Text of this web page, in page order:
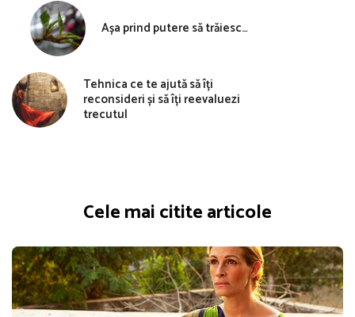
Așa prind putere să trăiesc…
Tehnica ce te ajută să îți
reconsideri și să îți reevaluezi
trecutul
Cele mai citite articole